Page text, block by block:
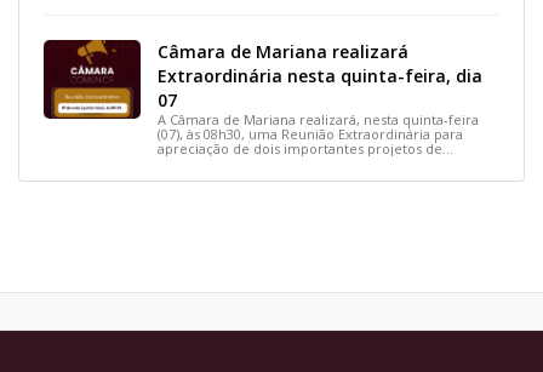
Câmara de Mariana realizará
Extraordinária nesta quinta-feira, dia
07
A Câmara de Mariana realizará, nesta quinta-feira
(07), às 08h30, uma Reunião Extraordinária para
apreciação de dois importantes projetos de
interesse do município.